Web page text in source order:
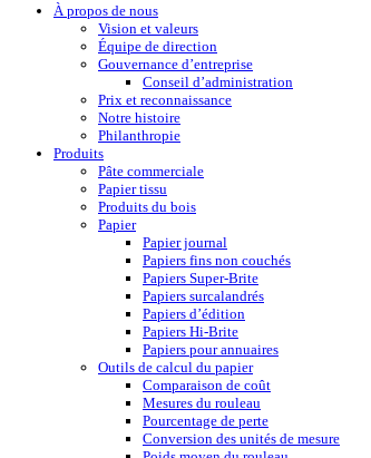
À propos de nous
Vision et valeurs
Équipe de direction
Gouvernance d’entreprise
Conseil d’administration
Prix et reconnaissance
Notre histoire
Philanthropie
Produits
Pâte commerciale
Papier tissu
Produits du bois
Papier
Papier journal
Papiers fins non couchés
Papiers Super-Brite
Papiers surcalandrés
Papiers d’édition
Papiers Hi-Brite
Papiers pour annuaires
Outils de calcul du papier
Comparaison de coût
Mesures du rouleau
Pourcentage de perte
Conversion des unités de mesure